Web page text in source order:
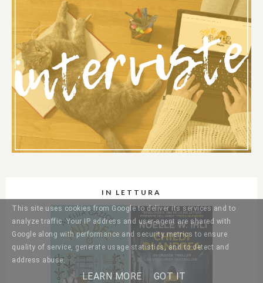
IN LETTURA
This site uses cookies from Google to deliver its services and to
analyze traffic. Your IP address and user-agent are shared with
Google along with performance and security metrics to ensure
quality of service, generate usage statistics, and to detect and
address abuse.
LEARN MORE GOT IT